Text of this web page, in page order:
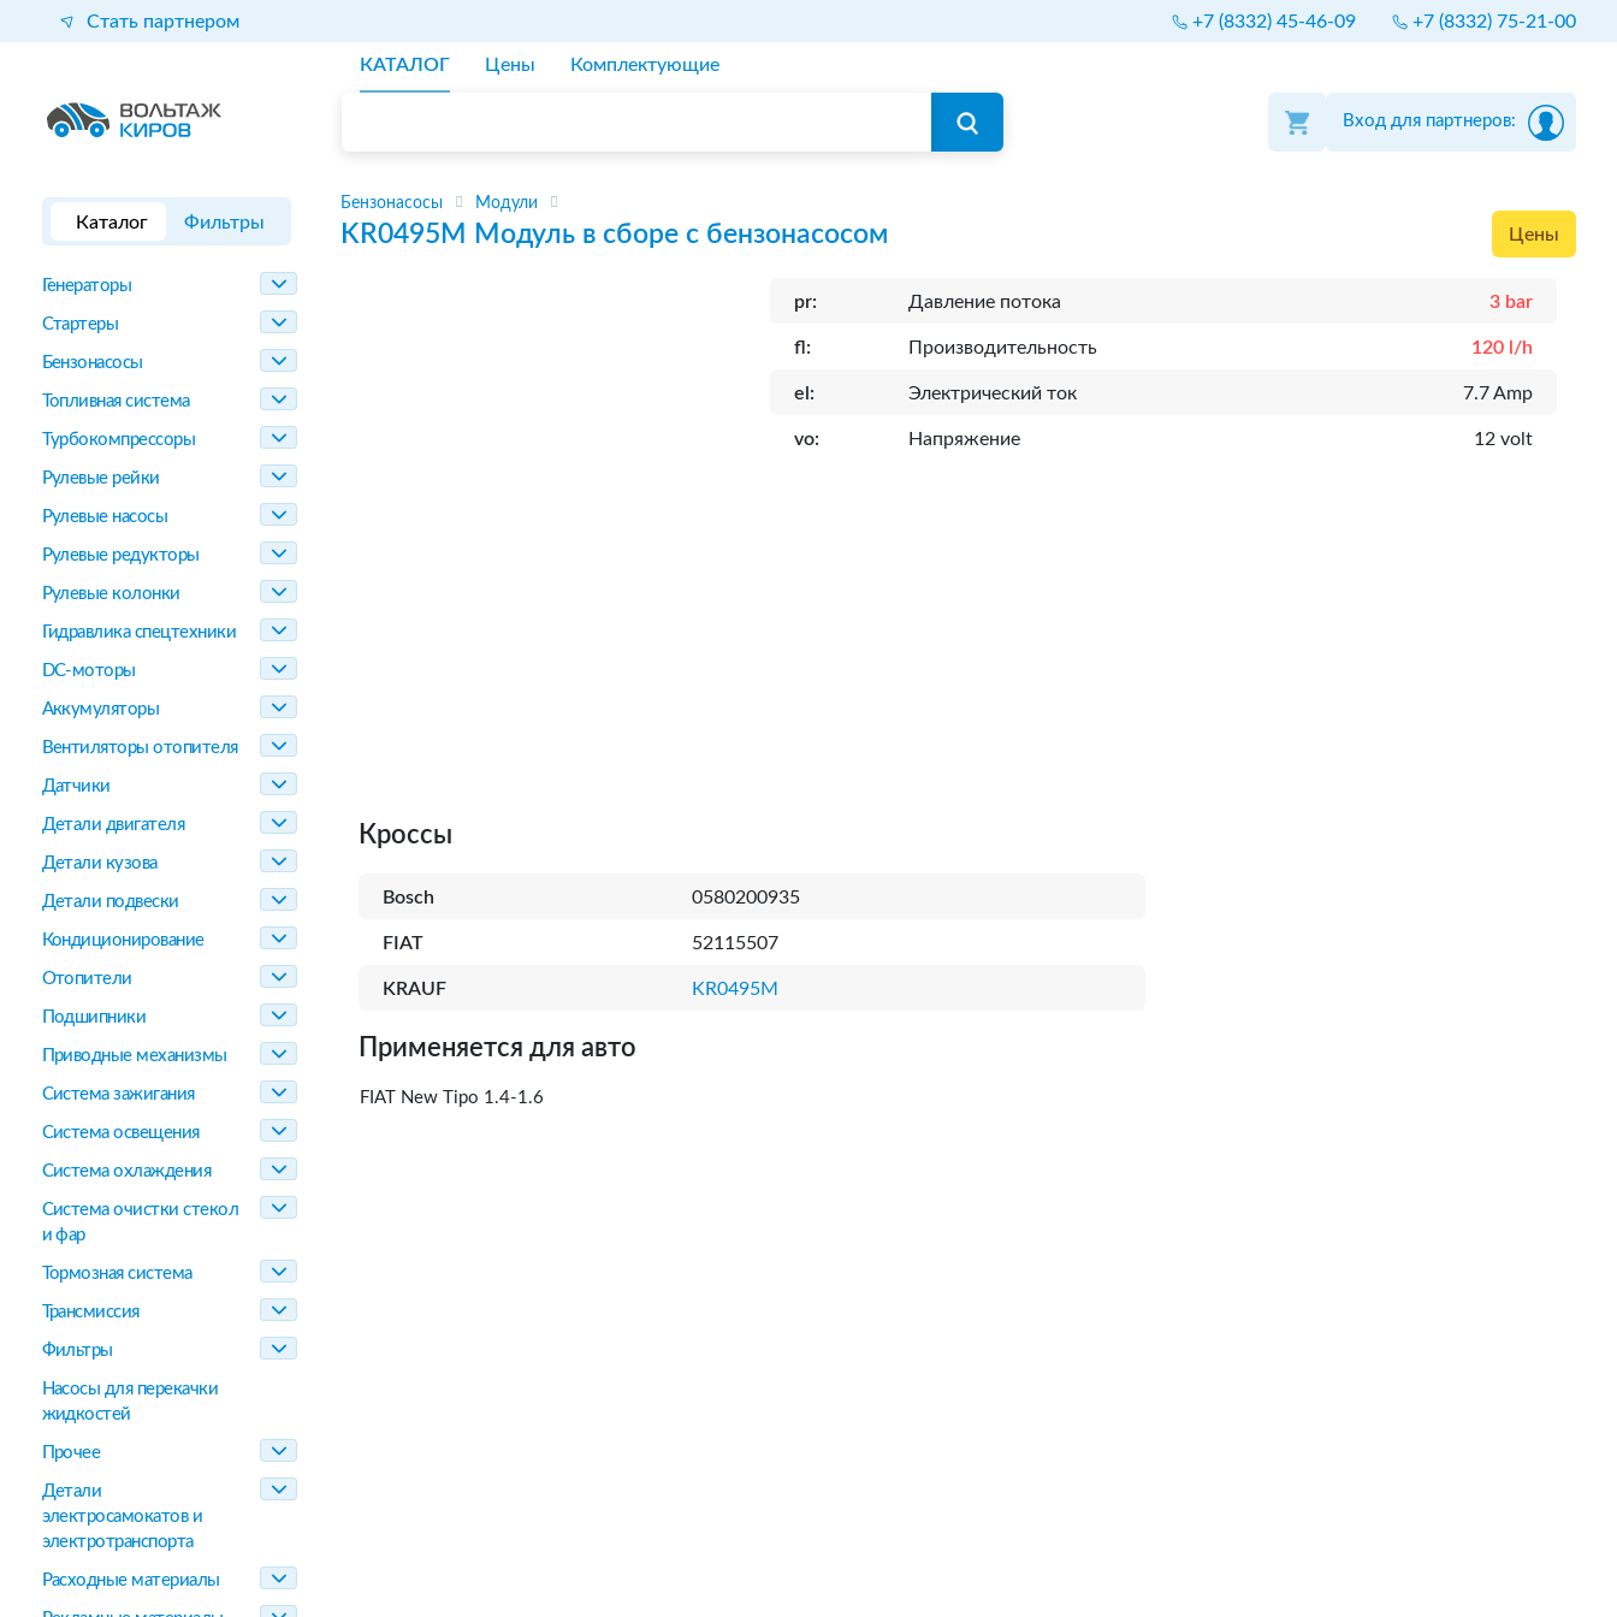
Стать партнером +7 (8332) 45-46-09 +7 (8332) 75-21-00
КАТАЛОГ Цены Комплектующие
Вход для партнеров:
Каталог Фильтры
Генераторы
Стартеры
Бензонасосы
Топливная система
Турбокомпрессоры
Рулевые рейки
Рулевые насосы
Рулевые редукторы
Рулевые колонки
Гидравлика спецтехники
DC-моторы
Аккумуляторы
Вентиляторы отопителя
Датчики
Детали двигателя
Детали кузова
Детали подвески
Кондиционирование
Отопители
Подшипники
Приводные механизмы
Система зажигания
Система освещения
Система охлаждения
Система очистки стекол
и фар
Тормозная система
Трансмиссия
Фильтры
Насосы для перекачки
жидкостей
Прочее
Детали
электросамокатов и
электротранспорта
Расходные материалы
Бензонасосы Модули
KR0495M Модуль в сборе с бензонасосом Цены
pr: Давление потока 3 bar
fl: Производительность 120 l/h
el: Электрический ток 7.7 Amp
vo: Напряжение 12 volt
Кроссы
Bosch 0580200935
FIAT 52115507
KRAUF KR0495M
Применяется для авто
FIAT New Tipo 1.4-1.6